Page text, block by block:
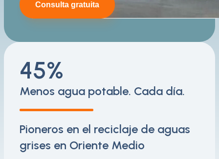
Consulta gratuita
45%
Menos agua potable. Cada día.
Pioneros en el reciclaje de aguas
grises en Oriente Medio